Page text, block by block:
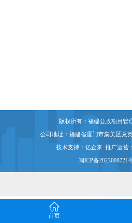
版权所有：福建公政项目管
公司地址：福建省厦门市集美区兑
技术支持： 亿企来 推广运营：
闽ICP备2023006721

首页